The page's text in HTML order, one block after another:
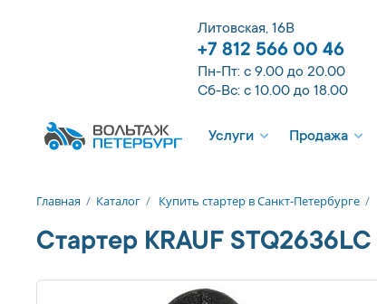
Литовская, 16В
+7 812 566 00 46
Пн-Пт: с 9.00 до 20.00
Сб-Вс: с 10.00 до 18.00
Услуги Продажа
Главная / Каталог / Купить стартер в Санкт-Петербурге /
Стартер KRAUF STQ2636LC